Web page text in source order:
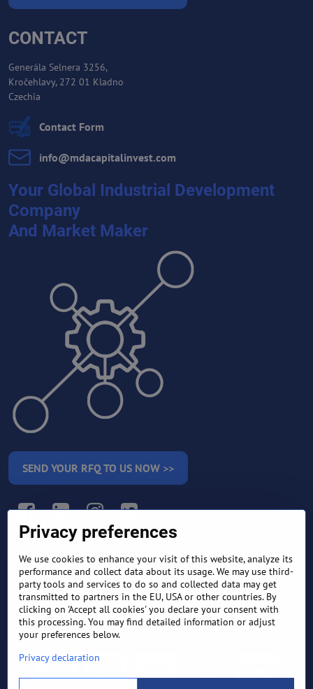
CONTACT
Generála Selnera 3256,
Kročehlavy, 272 01 Kladno
Czechia
Contact Form
info​@mdacapitalinvest​.com
Your Global Industrial Development
Company
And Market Maker
SEND YOUR RFQ TO US NOW >>
TERMS AND CONDITIONS
RETURN AND REFUND
POLICY
FREQUENTLY ASKED
QUESTIONS
EXPORT FINANCE & LETTER
OF CREDIT
Privacy preferences
We use cookies to enhance your visit of this website, analyze its
performance and collect data about its usage. We may use third-
party tools and services to do so and collected data may get
transmitted to partners in the EU, USA or other countries. By
clicking on 'Accept all cookies' you declare your consent with
this processing. You may find detailed information or adjust
your preferences below.
Privacy declaration